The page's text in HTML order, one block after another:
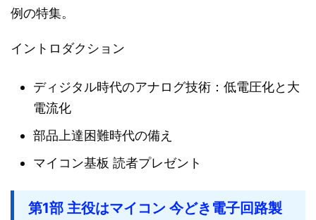
例の特集。
イントロダクション
ディジタル時代のアナログ技術：低電圧化と大
電流化
部品上達困難時代の備え
マイコン基板 読者プレゼント
第1部 主役はマイコン 今どき電子回路製